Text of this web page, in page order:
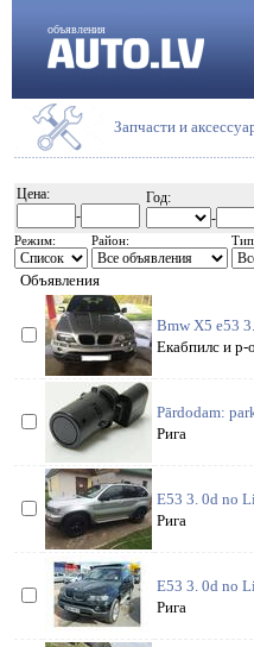
объявления
Запчасти и
Цена:
-
Год:
-
Режим: Район: Тип
Объявления
Bmw X5 e53
Екабпилс и р-
Pārdodam:
Рига
E53 3. 0d no
Рига
E53 3. 0d no
Рига